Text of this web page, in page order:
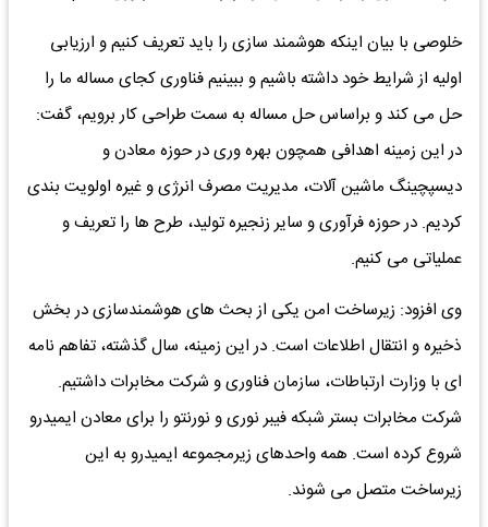
خلوصی با بیان اینکه هوشمند سازی را باید تعریف کنیم و ارزیابی
اولیه از شرایط خود داشته باشیم و ببینیم فناوری کجای مساله ما را
حل می کند و براساس حل مساله به سمت طراحی کار برویم، گفت:
در این زمینه اهدافی همچون بهره وری در حوزه معادن و
دیسپچینگ ماشین آلات، مدیریت مصرف انرژی و غیره اولویت بندی
کردیم. در حوزه فرآوری و سایر زنجیره تولید، طرح ها را تعریف و
عملیاتی می کنیم.
وی افزود: زیرساخت امن یکی از بحث های هوشمندسازی در بخش
ذخیره و انتقال اطلاعات است. در این زمینه، سال گذشته، تفاهم نامه
ای با وزارت ارتباطات، سازمان فناوری و شرکت مخابرات داشتیم.
شرکت مخابرات بستر شبکه فیبر نوری و نورنتو را برای معادن ایمیدرو
شروع کرده است. همه واحدهای زیرمجموعه ایمیدرو به این
زیرساخت متصل می شوند.